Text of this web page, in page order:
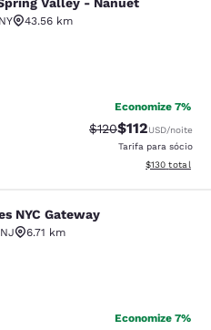
Valley - Nanuet
NY
43.56 km
Razoável. 833 avaliações
Economize 7%
Tarifa anterior
$120Tarifa com
$112USD/noite
Tarifa para sócio
Exibir
$130 total
Gateway
NYC Gateway
NJ
6.71 km
estrelas. Bom. 1120 avaliações
Economize 7%